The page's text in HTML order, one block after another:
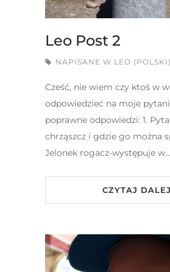
Leo Post 2
NAPISANE W LEO (POLSKI)
Cześć, nie wiem czy ktoś w
odpowiedzieć na moje
poprawne odpowiedzi: 1.
chrząszcz i gdzie go można
Jelonek rogacz-występuje w…
CZYTAJ DALEJ